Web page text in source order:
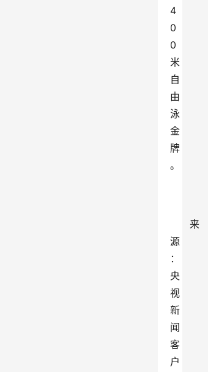
4
0
0
米
自
由
泳
金
牌
。
来
源
：
央
视
新
闻
客
户